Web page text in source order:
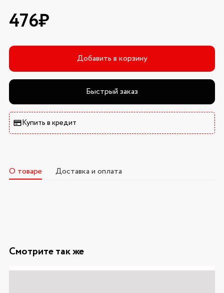
476₽
Добавить в корзину
Быстрый заказ
Купить в кредит
О товаре Доставка и оплата
Смотрите так же